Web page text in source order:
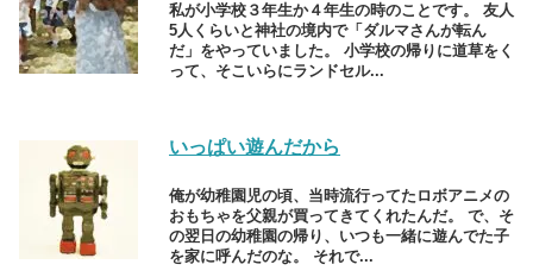
私が小学校３年生か４年生の時のことです。 友人
5人くらいと神社の境内で「ダルマさんが転ん
だ」をやっていました。 小学校の帰りに道草をく
って、そこいらにランドセル...
いっぱい遊んだから
俺が幼稚園児の頃、当時流行ってたロボアニメの
おもちゃを父親が買ってきてくれたんだ。 で、そ
の翌日の幼稚園の帰り、いつも一緒に遊んでた子
を家に呼んだのな。 それで...